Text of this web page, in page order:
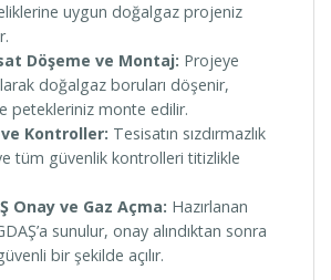
uygun doğalgaz projeniz
Döşeme ve Montaj: Projeye
doğalgaz boruları döşenir,
petekleriniz monte edilir.
Kontroller: Tesisatın sızdırmazlık
tüm güvenlik kontrolleri titizlikle
Onay ve Gaz Açma: Hazırlanan
sunulur, onay alındıktan sonra
bir şekilde açılır.